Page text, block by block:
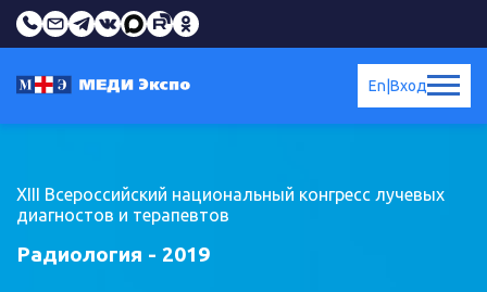
Вход
En
XIII Всероссийский национальный конгресс лучевых
диагностов и терапевтов
Радиология - 2019